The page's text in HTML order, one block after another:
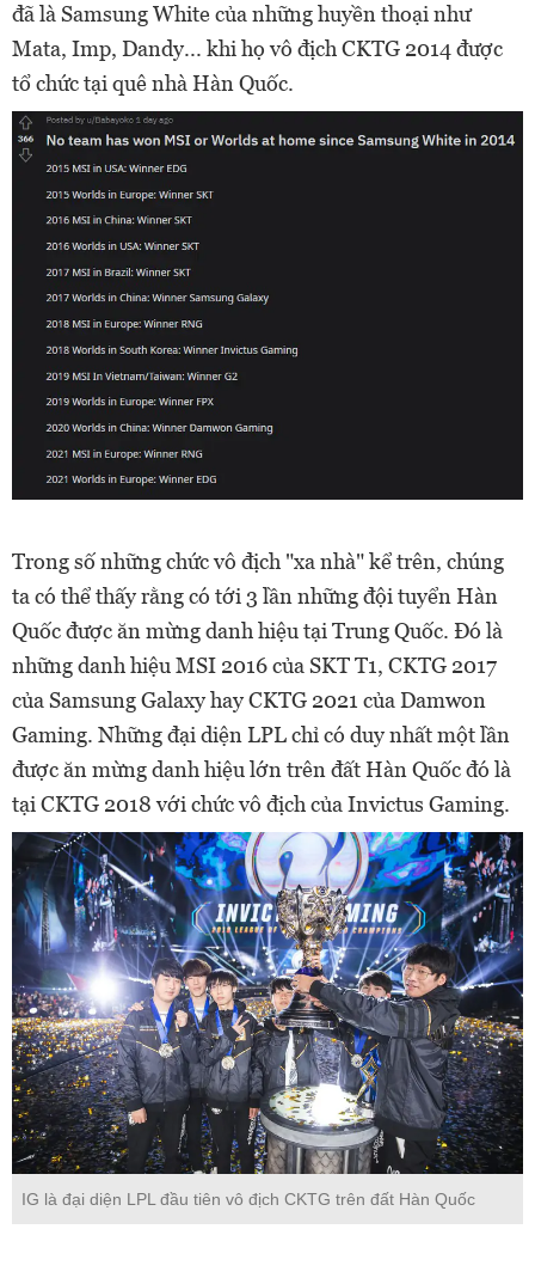
đã là Samsung White của những huyền thoại như
Mata, Imp, Dandy... khi họ vô địch CKTG 2014 được
tổ chức tại quê nhà Hàn Quốc.
Trong số những chức vô địch "xa nhà" kể trên, chúng
ta có thể thấy rằng có tới 3 lần những đội tuyển Hàn
Quốc được ăn mừng danh hiệu tại Trung Quốc. Đó là
những danh hiệu MSI 2016 của SKT T1, CKTG 2017
của Samsung Galaxy hay CKTG 2021 của Damwon
Gaming. Những đại diện LPL chỉ có duy nhất một lần
được ăn mừng danh hiệu lớn trên đất Hàn Quốc đó là
tại CKTG 2018 với chức vô địch của Invictus Gaming.
IG là đại diện LPL đầu tiên vô địch CKTG trên đất Hàn Quốc